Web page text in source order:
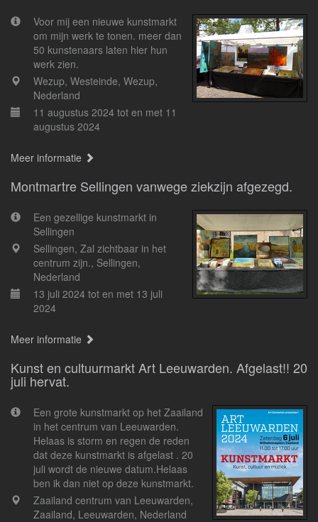
Voor mij een nieuwe kunstmarkt
om mijn werk te tonen. meer dan
50 kunstenaars laten hier hun
werk zien.
Wezup, Westeinde, Wezup,
Nederland
11 augustus 2024 tot en met 11
augustus 2024
Meer informatie
Montmartre Sellingen vanwege ziekzijn afgezegd.
Een gezellige kunstmarkt in
Sellingen
Sellingen, Zal zichtbaar in het
centrum zijn., Sellingen,
Nederland
13 juli 2024 tot en met 13 juli
2024
Meer informatie
Kunst en cultuurmarkt Art Leeuwarden. Afgelast!! 20
juli hervat.
Een grote kunstmarkt op het Zaailand
in het centrum van Leeuwarden.
Helaas is storm en regen de reden
dat deze kunstmarkt is afgelast . 20
juli wordt de nieuwe datum.Helaas
ben ik dan niet op deze kunstmarkt.
Zaailand centrum van Leeuwarden,
Zaailand, Leeuwarden, Nederland